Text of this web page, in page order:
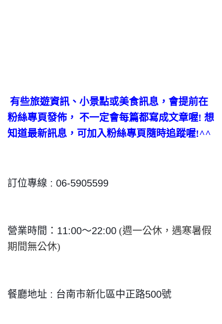
有些旅遊資訊、小景點或美食訊息，會提前在
粉絲專頁發佈， 不一定會每篇都寫成文章喔! 想
知道最新訊息，可加入粉絲專頁隨時追蹤喔!^^
訂位專線 : 06-5905599
營業時間：11:00～22:00 (週一公休，遇寒暑假
期間無公休)
餐廳地址 : 台南市新化區中正路500號